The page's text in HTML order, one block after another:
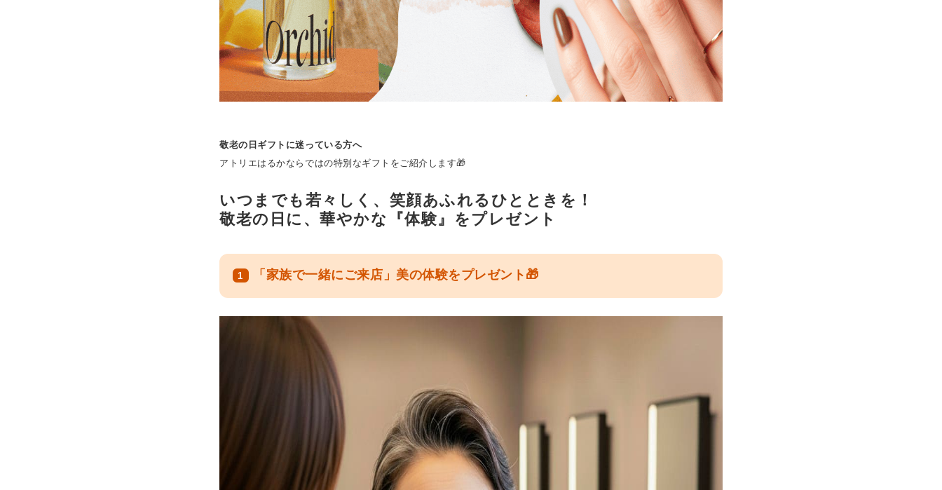
敬老の日ギフトに迷っている方へ
アトリエはるかならではの特別なギフトをご紹介します🎁
いつまでも若々しく、笑顔あふれるひとときを！
敬老の日に、華やかな『体験』をプレゼント
1 「家族で一緒にご来店」美の体験をプレゼント🎁